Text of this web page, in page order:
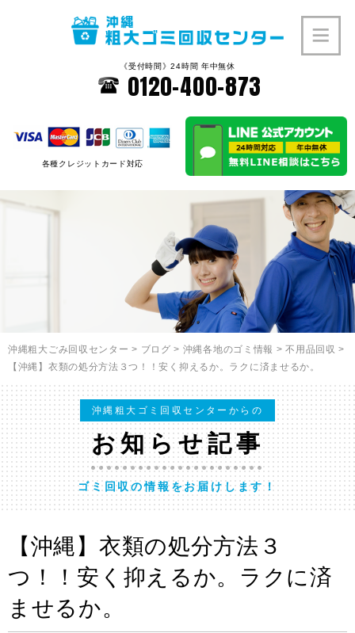
《受付時間》24時間 年中無休
0120-400-873
各種クレジットカード対応
沖縄粗大ごみ回収センター > ブログ > 沖縄各地のゴミ情報 >不用品回収 >
【沖縄】衣類の処分方法３つ！！安く抑えるか。ラクに済ませるか。
沖縄粗大ゴミ回収センターからの
お知らせ記事
ゴミ回収の情報をお届けします！
【沖縄】衣類の処分方法３
つ！！安く抑えるか。ラクに済
ませるか。